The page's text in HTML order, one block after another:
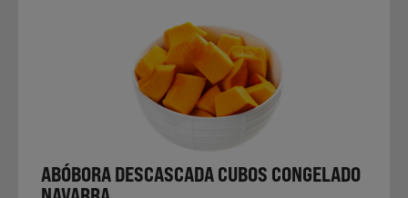
ABÓBORA DESCASCADA CUBOS CONGELADO